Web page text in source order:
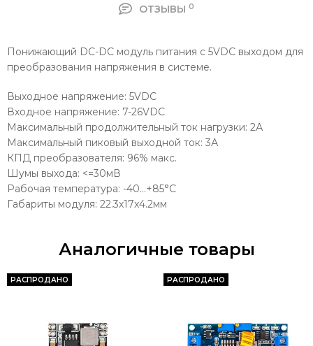
ОТЗЫВЫ 0
Понижающий DC-DC модуль питания с 5VDC выходом для
преобразования напряжения в системе.
Выходное напряжение: 5VDC
Входное напряжение: 7-26VDC
Максимальный продолжительный ток нагрузки: 2А
Максимальный пиковый выходной ток: 3А
КПД преобразователя: 96% макс.
Шумы выхода: <=30мВ
Рабочая температура: -40...+85°C
Габариты модуля: 22.3x17x4.2мм
Аналогичные товары
РАСПРОДАНО РАСПРОДАНО